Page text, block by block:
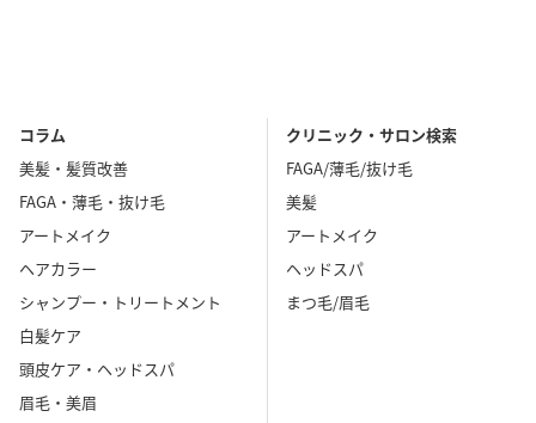
コラム
美髪・髪質改善
FAGA・薄毛・抜け毛
アートメイク
ヘアカラー
シャンプー・トリートメント
白髪ケア
頭皮ケア・ヘッドスパ
眉毛・美眉
クリニック・サロン検索
FAGA/薄毛/抜け毛
美髪
アートメイク
ヘッドスパ
まつ毛/眉毛